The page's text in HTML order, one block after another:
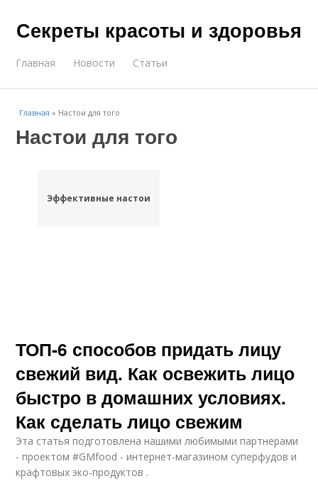
Секреты красоты и здоровья
Главная Новости Статьи
Главная » Настои для того
Настои для того
Эффективные настои
ТОП-6 способов придать лицу
свежий вид. Как освежить лицо
быстро в домашних условиях.
Как сделать лицо свежим
Эта статья подготовлена нашими любимыми партнерами
- проектом #GMfood - интернет-магазином суперфудов и
крафтовых эко-продуктов .